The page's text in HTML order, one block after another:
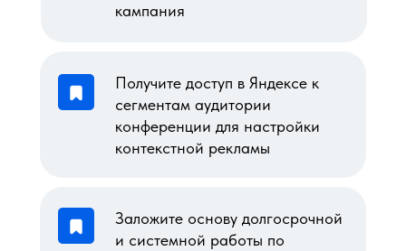
кампания
Получите доступ в Яндексе к
сегментам аудитории
конференции для настройки
контекстной рекламы
Заложите основу долгосрочной
и системной работы по